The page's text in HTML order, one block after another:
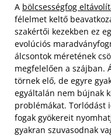
A bölcsességfog
félelmet keltő
szakértői kezekben ez
evolúciós
álcsontok méretének
megfelelően a szájban.
törnek elő, de egyre
egyáltalán nem bújnak
problémákat. Torlódást
fogak gyökereit
gyakran szuvasodnak